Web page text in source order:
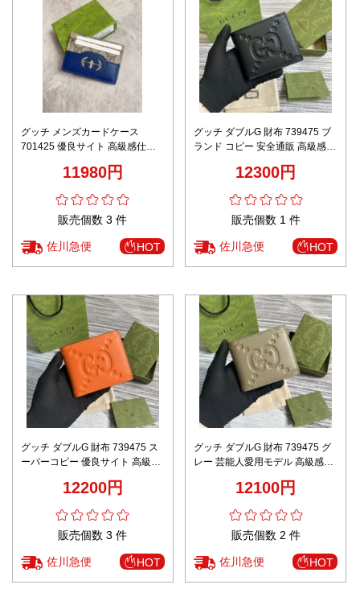
グッチ メンズカードケース
701425 優良サイト 高級感仕上
ー満足保証11980円
販売個数 3 件
佐川急便 HOT
グッチ ダブルG 財布 739475 ブ
ランド コピー 安全通販 高級感仕
レビュー高リピ率
12300円
販売個数 1 件
佐川急便 HOT
グッチ ダブルG 財布 739475 ス
ーパーコピー 優良サイト 高級感
レビュー高リピ率 安心サイト
12200円
販売個数 3 件
佐川急便 HOT
グッチ ダブルG 財布 739475 グ
レー 芸能人愛用モデル 高級感仕
ビュー高リピ率 安心サイト
12100円
販売個数 2 件
佐川急便 HOT